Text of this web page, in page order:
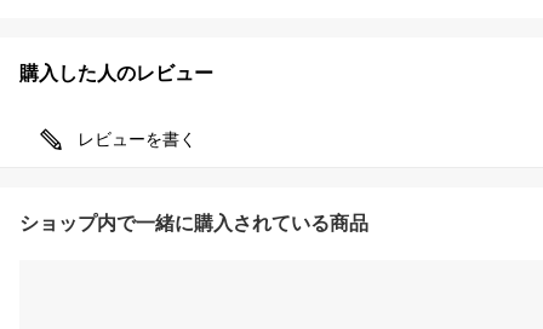
購入した人のレビュー
レビューを書く
ショップ内で一緒に購入されている商品